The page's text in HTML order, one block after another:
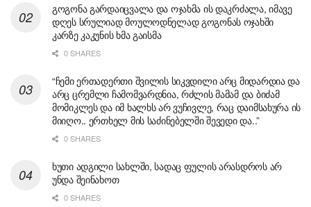
გოგონა გარდაიცვალა და ოჯახმა ის დაკრძალა, იმავე
დღეს სრულიად მოულოდნელად გოგონას ოჯახში
კარზე კაკუნის ხმა გაისმა
0 SHARES
“ჩემი ერთადერთი შვილის სიკვდილი არც მიდარდია და
არც ცრემლი ჩამომვარდნია, რძლის მამამ და ბიძამ
მომიკლეს და იმ ხალხს არ ვუჩივლე, რაც დაიმსახურა ის
მიიღო.. ერთხელ მის საძინებელში შევედი და..”
0 SHARES
ხუთი ადგილი სახლში, სადაც ფულის არასდროს არ
უნდა შეინახოთ
0 SHARES